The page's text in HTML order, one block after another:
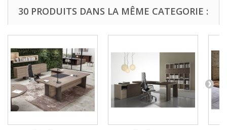
30 PRODUITS DANS LA MÊME CATEGORIE :